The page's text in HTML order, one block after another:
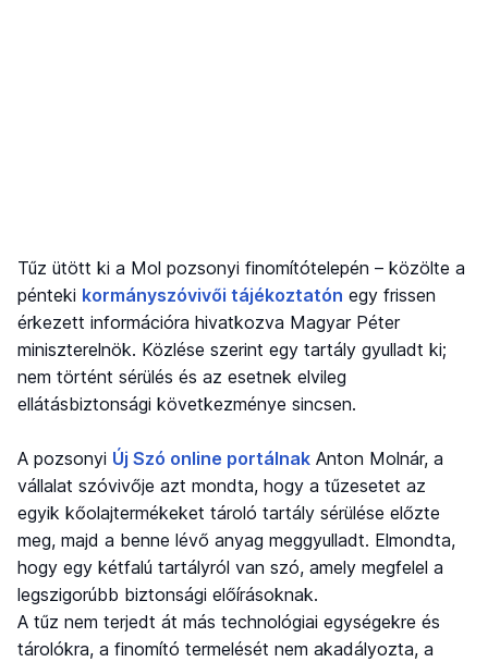
Tűz ütött ki a Mol pozsonyi finomítótelepén – közölte a
pénteki kormányszóvivői tájékoztatón egy frissen
érkezett információra hivatkozva Magyar Péter
miniszterelnök. Közlése szerint egy tartály gyulladt ki;
nem történt sérülés és az esetnek elvileg
ellátásbiztonsági következménye sincsen.
A pozsonyi Új Szó online portálnak Anton Molnár, a
vállalat szóvivője azt mondta, hogy a tűzesetet az
egyik kőolajtermékeket tároló tartály sérülése előzte
meg, majd a benne lévő anyag meggyulladt. Elmondta,
hogy egy kétfalú tartályról van szó, amely megfelel a
legszigorúbb biztonsági előírásoknak.
A tűz nem terjedt át más technológiai egységekre és
tárolókra, a finomító termelését nem akadályozta, a